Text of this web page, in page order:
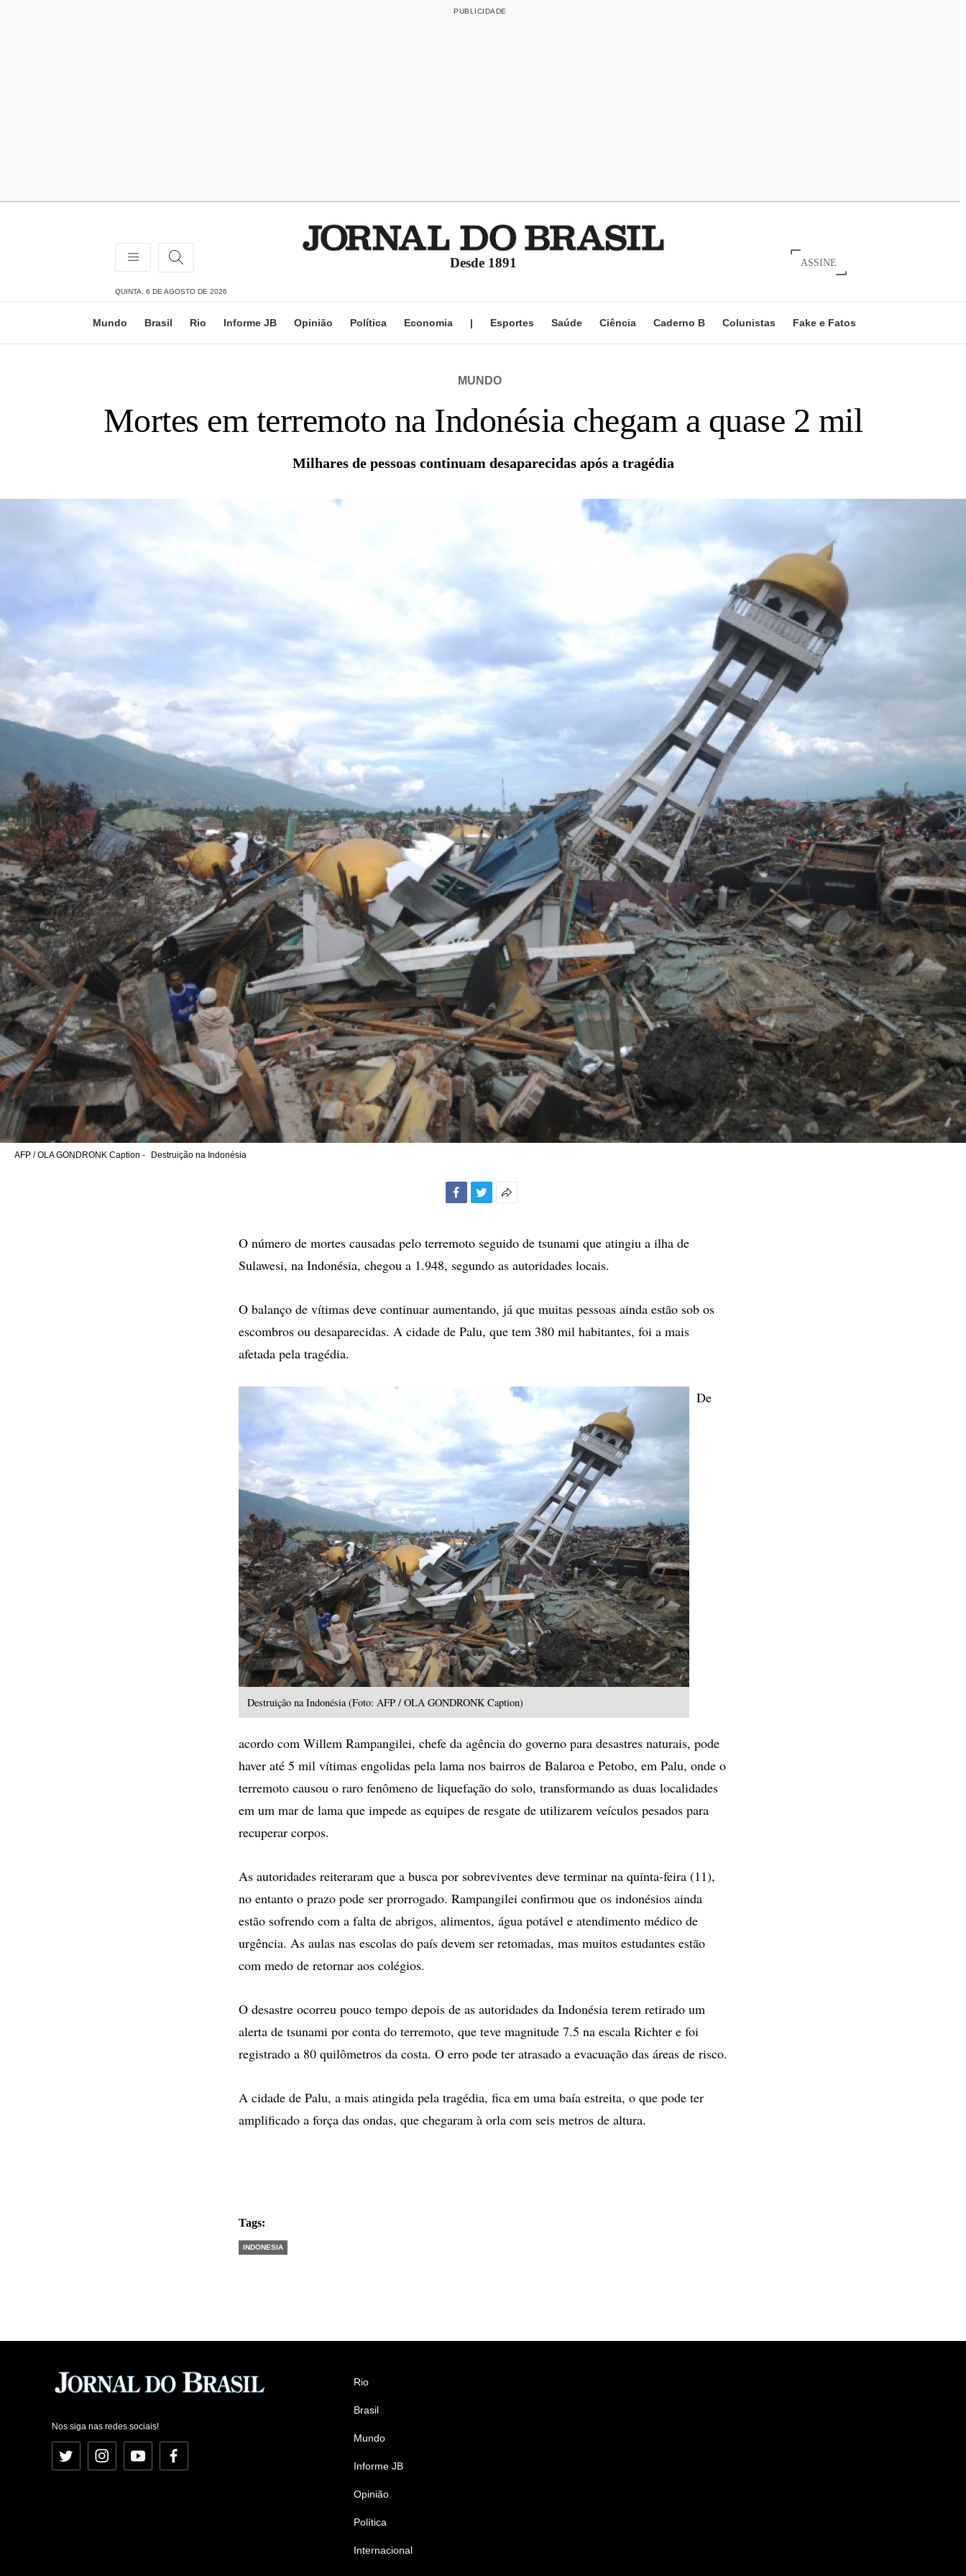
Desde 1891 ASSINE
QUINTA, 6 DE AGOSTO DE 2026
Mundo Brasil Rio Informe JB Opinião Política Economia | Esportes Saúde Ciência Caderno B Colunistas Fake e Fatos
MUNDO
Mortes em terremoto na Indonésia chegam a quase 2 mil
Milhares de pessoas continuam desaparecidas após a tragédia
AFP / OLA GONDRONK Caption - Destruição na Indonésia
compartilhamento
O número de mortes causadas pelo terremoto seguido de tsunami que atingiu a ilha de
Sulawesi, na Indonésia, chegou a 1.948, segundo as autoridades locais.
O balanço de vítimas deve continuar aumentando, já que muitas pessoas ainda estão sob os
escombros ou desaparecidas. A cidade de Palu, que tem 380 mil habitantes, foi a mais
afetada pela tragédia.
Destruição na Indonésia (Foto: AFP / OLA GONDRONK Caption)
De
acordo com Willem Rampangilei, chefe da agência do governo para desastres naturais, pode
haver até 5 mil vítimas engolidas pela lama nos bairros de Balaroa e Petobo, em Palu, onde o
terremoto causou o raro fenômeno de liquefação do solo, transformando as duas localidades
em um mar de lama que impede as equipes de resgate de utilizarem veículos pesados para
recuperar corpos.
As autoridades reiteraram que a busca por sobreviventes deve terminar na quinta-feira (11),
no entanto o prazo pode ser prorrogado. Rampangilei confirmou que os indonésios ainda
estão sofrendo com a falta de abrigos, alimentos, água potável e atendimento médico de
urgência. As aulas nas escolas do país devem ser retomadas, mas muitos estudantes estão
com medo de retornar aos colégios.
O desastre ocorreu pouco tempo depois de as autoridades da Indonésia terem retirado um
alerta de tsunami por conta do terremoto, que teve magnitude 7.5 na escala Richter e foi
registrado a 80 quilômetros da costa. O erro pode ter atrasado a evacuação das áreas de risco.
A cidade de Palu, a mais atingida pela tragédia, fica em uma baía estreita, o que pode ter
amplificado a força das ondas, que chegaram à orla com seis metros de altura.
Tags:
INDONESIA
Nos siga nas redes sociais!
Twitter InstagramYouTubeFacebook
Rio
Brasil
Mundo
Informe JB
Opinião
Política
Internacional